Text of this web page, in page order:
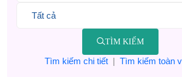
TÌM KIẾM
Tìm kiếm chi tiết| Tìm kiếm toàn